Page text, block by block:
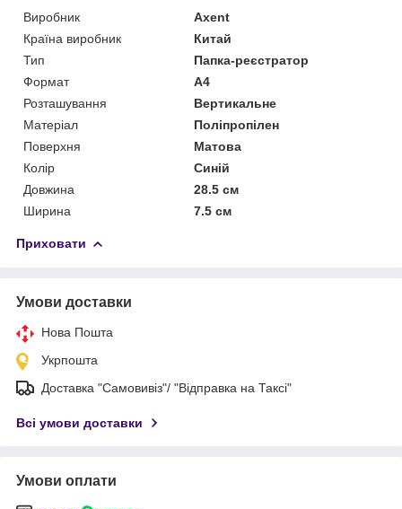
Виробник
Axent
Країна виробник
Китай
Тип
Папка-реєстратор
Формат
A4
Розташування
Вертикальне
Матеріал
Поліпропілен
Поверхня
Матова
Колір
Синій
Довжина
28.5 см
Ширина
7.5 см
Приховати
Умови доставки
Нова Пошта
Укрпошта
Доставка "Самовивіз"/ "Відправка на Таксі"
Всі умови доставки
Умови оплати